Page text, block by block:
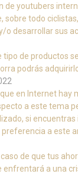
de youtubers
sobre todo
o desarrollar sus
tipo de productos
podrás
en Internet hay
a este tema
si
a este
de que tus
enfrentará a una